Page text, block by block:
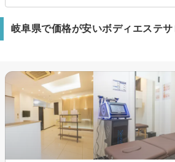
岐阜県で価格が安いボディエステサ